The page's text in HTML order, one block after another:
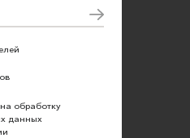
4200 ₽
обработку
данных